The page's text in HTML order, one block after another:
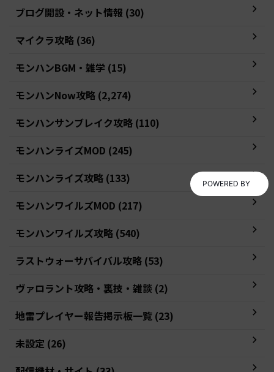
ブログ開設・ネット情報 (30)
マイクラ攻略 (36)
モンハンBGM・雑学 (15)
モンハンNow攻略 (2,274)
モンハンサンブレイク攻略 (110)
モンハンライズMOD (245)
モンハンライズ攻略 (133)
モンハンワイルズMOD (217)
モンハンワイルズ攻略 (540)
ラストウォーサバイバル攻略 (53)
ヴァロラント攻略・裏技・雑談 (2)
地雷プレイヤー報告掲示板一覧 (23)
未設定 (26)
POWERED BY